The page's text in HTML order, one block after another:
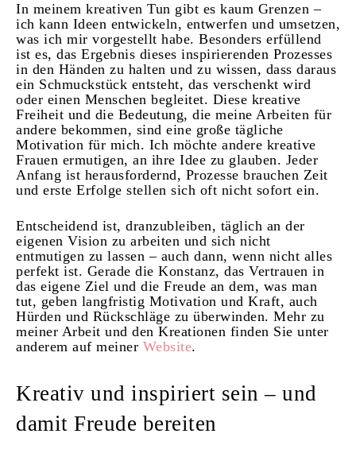
In meinem kreativen Tun gibt es kaum Grenzen –
ich kann Ideen entwickeln, entwerfen und umsetzen,
was ich mir vorgestellt habe. Besonders erfüllend
ist es, das Ergebnis dieses inspirierenden Prozesses
in den Händen zu halten und zu wissen, dass daraus
ein Schmuckstück entsteht, das verschenkt wird
oder einen Menschen begleitet. Diese kreative
Freiheit und die Bedeutung, die meine Arbeiten für
andere bekommen, sind eine große tägliche
Motivation für mich. Ich möchte andere kreative
Frauen ermutigen, an ihre Idee zu glauben. Jeder
Anfang ist herausfordernd, Prozesse brauchen Zeit
und erste Erfolge stellen sich oft nicht sofort ein.
Entscheidend ist, dranzubleiben, täglich an der
eigenen Vision zu arbeiten und sich nicht
entmutigen zu lassen – auch dann, wenn nicht alles
perfekt ist. Gerade die Konstanz, das Vertrauen in
das eigene Ziel und die Freude an dem, was man
tut, geben langfristig Motivation und Kraft, auch
Hürden und Rückschläge zu überwinden. Mehr zu
meiner Arbeit und den Kreationen finden Sie unter
anderem auf meiner Website.
Kreativ und inspiriert sein – und
damit Freude bereiten